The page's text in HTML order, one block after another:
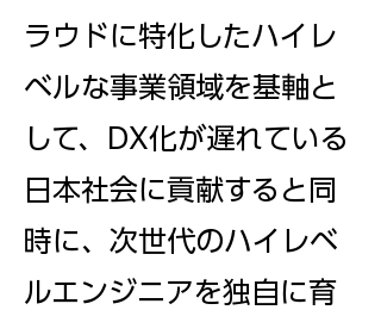
ラウドに特化したハイレ
ベルな事業領域を基軸と
して、DX化が遅れている
日本社会に貢献すると同
時に、次世代のハイレベ
ルエンジニアを独自に育